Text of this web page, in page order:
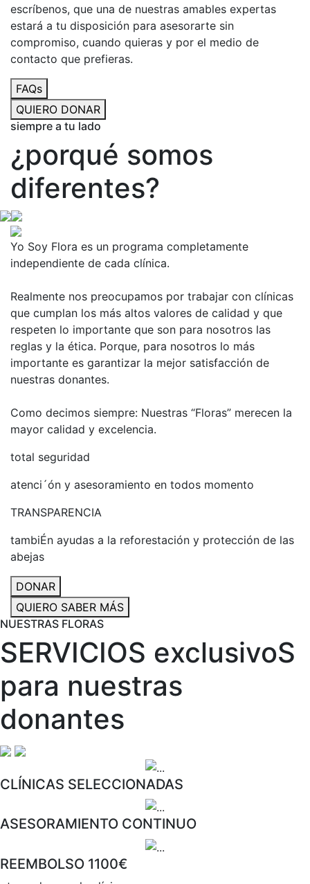
escríbenos, que una de nuestras amables expertas
estará a tu disposición para asesorarte sin
compromiso, cuando quieras y por el medio de
contacto que prefieras.
FAQs
QUIERO DONAR
siempre a tu lado
¿porqué somos
diferentes?
Yo Soy Flora es un programa completamente
independiente de cada clínica.
Realmente nos preocupamos por trabajar con clínicas
que cumplan los más altos valores de calidad y que
respeten lo importante que son para nosotros las
reglas y la ética. Porque, para nosotros lo más
importante es garantizar la mejor satisfacción de
nuestras donantes.
Como decimos siempre: Nuestras “Floras” merecen la
mayor calidad y excelencia.
total seguridad
atenci´ón y asesoramiento en todos momento
TRANSPARENCIA
tambiÉn ayudas a la reforestación y protección de las
abejas
DONAR
QUIERO SABER MÁS
NUESTRAS FLORAS
SERVICIOS exclusivoS
para nuestras
donantes
CLÍNICAS SELECCIONADAS
ASESORAMIENTO CONTINUO
REEMBOLSO 1100€